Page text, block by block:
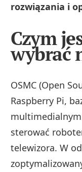
rozwiązania i
Czym
wybrać
OSMC (Open
Raspberry Pi,
sterować
telewizora. W